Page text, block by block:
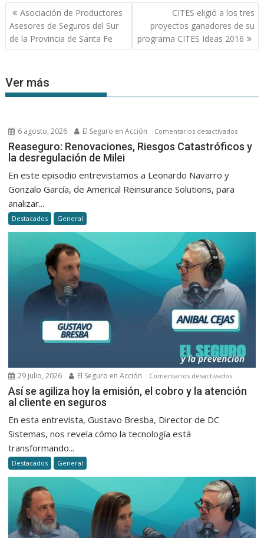
Navegación
de
entradas
Asociación de Productores
Asesores de Seguros del Sur
de la Provincia de Santa Fe
CITES eligió a los tres
proyectos ganadores de su
programa CITES Ideas 2016
Ver más
6 agosto, 2026 El Seguro en Acción Comentarios desactivadosen
de
Reaseguro: Renovaciones, Riesgos Catastróficos y
la desregulación de Milei
En este episodio entrevistamos a Leonardo Navarro y
Gonzalo García, de Americal Reinsurance Solutions, para
analizar...
Destacados General
29 julio, 2026 El Seguro en Acción Comentarios desactivadosen
Así
cobro
y
la
atención
al
Así se agiliza hoy la emisión, el cobro y la atención
al cliente en seguros
En esta entrevista, Gustavo Bresba, Director de DC
Sistemas, nos revela cómo la tecnología está
transformando...
Destacados General